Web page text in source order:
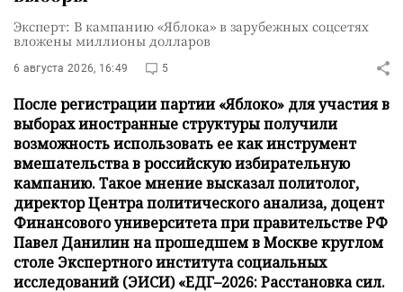
Эксперт: В кампанию «Яблока» в зарубежных соцсетях
вложены миллионы долларов
6 августа 2026, 16:49 5
После регистрации партии «Яблоко» для участия в
выборах иностранные структуры получили
возможность использовать ее как инструмент
вмешательства в российскую избирательную
кампанию. Такое мнение высказал политолог,
директор Центра политического анализа, доцент
Финансового университета при правительстве РФ
Павел Данилин на прошедшем в Москве круглом
столе Экспертного института социальных
исследований (ЭИСИ) «ЕДГ–2026: Расстановка сил.